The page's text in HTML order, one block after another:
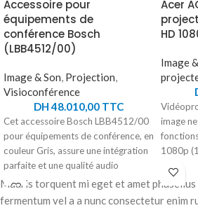
Accessoire pour
équipements de
conférence Bosch
(LBB4512/00)
Image & Son, Projection,
Visioconférence
DH48.010,00 TTC
Cet accessoire Bosch LBB4512/00
pour équipements de conférence, en
couleur Gris, assure une intégration
parfaite et une qualité audio
supérieure. Conçu pour une
compatibilité optimale avec divers
Acer
HD
Image
image
1080p
LCD.
(6 500
000:1.
Mauris torquent mi eget et amet
fermentum vel a a nunc consectetur enim